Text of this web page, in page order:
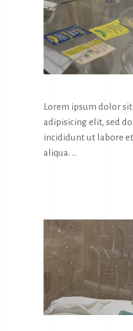
Lorem ipsum dolor
adipisicing elit, sed
incididunt ut labore
aliqua.